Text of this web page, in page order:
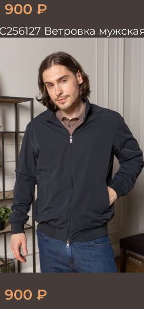
900 ₽
Ветровка мужская
900 ₽